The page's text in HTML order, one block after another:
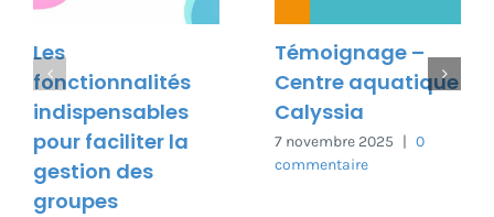
Les
fonctionnalités
indispensables
pour faciliter la
gestion des
groupes
Témoignage –
Centre aquatique
Calyssia
7 novembre 2025 | 0
commentaire